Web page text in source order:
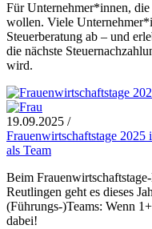
Für Unternehmer*innen,
wollen. Viele
Steuerberatung ab – und
die nächste
wird.
19.09.2025 /
Frauenwirtschaftstage
als Team
Beim
Reutlingen geht es dieses
(Führungs-)Teams: Wenn
dabei!